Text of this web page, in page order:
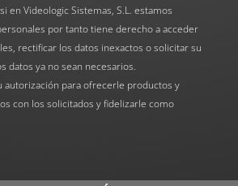
en Videologic Sistemas, S.L. estamos
por tanto tiene derecho a acceder
rectificar los datos inexactos o solicitar su
datos ya no sean necesarios.
autorización para ofrecerle productos y
con los solicitados y fidelizarle como